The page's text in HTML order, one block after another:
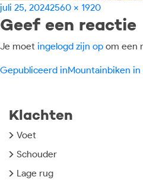
Geplaatst
op
juli 25, 2024Volledige
grootte
2560 × 1920
Geef een reactie
Je moet ingelogd zijn op om een
Bericht
Gepubliceerd inMountainbiken
Klachten
Voet
Schouder
Lage rug